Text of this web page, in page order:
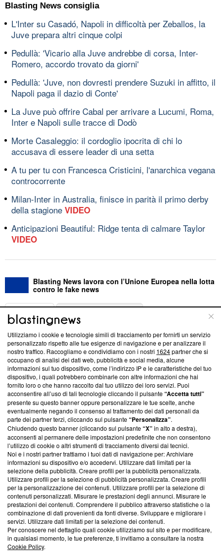
Blasting News consiglia
L'Inter su Casadó, Napoli in difficoltà per Zeballos, la
Juve prepara altri cinque colpi
Pedullà: 'Vicario alla Juve andrebbe di corsa, Inter-
Romero, accordo trovato da giorni'
Pedullà: 'Juve, non dovresti prendere Suzuki in affitto, il
Napoli paga il dazio di Conte'
La Juve può offrire Cabal per arrivare a Lucumi, Roma,
Inter e Napoli sulle tracce di Dodò
Morte Casaleggio: il cordoglio ipocrita di chi lo
accusava di essere leader di una setta
A tu per tu con Francesca Cristicini, l'anarchica vegana
controcorrente
Milan-Inter in Australia, finisce in parità il primo derby
della stagione VIDEO
Anticipazioni Beautiful: Ridge tenta di calmare Taylor
VIDEO
Blasting News lavora con l’Unione Europea nella lotta
contro le fake news
ABOUT
Questa sezione offre informazioni trasparenti su Blasting
News, sui nostri processi editoriali e su come ci impegniamo a
creare news di qualità. Inoltre, afferma la nostra aderenza a
‘Trust Project - News with Integrity’Blasting News non è
ancora membro del programma, ma ha richiesto di farne
parte; Trust Project non ha ancora effettuato una verifica di
conformità agli standard.
Su di noi
Team editoriale
Corporate
Redazione
Informativa Privacy
Cookie Policy
Blasting SA, IDI CHE-247.845.224, Via Carlo Frasca, 3 - 6900
Lugano (Svizzera) Tel:+39 0690258937
© 2026 Blasting News
Utilizziamo i cookie e tecnologie simili di tracciamento per fornirti un servizio
personalizzato rispetto alle tue esigenze di navigazione e per analizzare il
nostro traffico. Raccogliamo e condividiamo con i nostri 1624partner che si
occupano di analisi dei dati web, pubblicità e social media, alcune
informazioni sul tuo dispositivo, come l’indirizzo IP e le caratteristiche del tuo
dispositivo, i quali potrebbero combinarle con altre informazioni che hai
fornito loro o che hanno raccolto dal tuo utilizzo dei loro servizi. Puoi
acconsentire all’uso di tali tecnologie cliccando il pulsante“Accetta tutti”
presente su questo banner oppure personalizzare le tue scelte, anche
eventualmente negando il consenso al trattamento dei dati personali da
parte dei partner terzi, cliccando sul pulsante“Personalizza”.
Chiudendo questo banner (cliccando sul pulsante“X”in alto a destra),
acconsenti al permanere delle impostazioni predefinite che non consentono
l’utilizzo di cookie o altri strumenti di tracciamento diversi dai tecnici.
Noi e i nostri partner trattiamo i tuoi dati di navigazione per: Archiviare
informazioni su dispositivo e/o accedervi. Utilizzare dati limitati per la
selezione della pubblicità. Creare profili per la pubblicità personalizzata.
Utilizzare profili per la selezione di pubblicità personalizzata. Creare profili
per la personalizzazione dei contenuti. Utilizzare profili per la selezione di
contenuti personalizzati. Misurare le prestazioni degli annunci. Misurare le
prestazioni dei contenuti. Comprendere il pubblico attraverso statistiche o la
combinazione di dati provenienti da fonti diverse. Sviluppare e migliorare i
servizi. Utilizzare dati limitati per la selezione dei contenuti.
Per conoscere nel dettaglio quali cookie utilizziamo sul sito e per modificare,
in qualsiasi momento, le tue preferenze, ti invitiamo a consultare la nostra
Cookie Policy.